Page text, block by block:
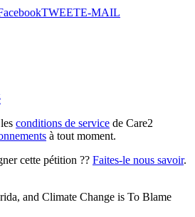
TWEETE-MAIL
conditions de service de Care2
à tout moment.
cette pétition ?? Faites-le nous savoir.
and Climate Change is To Blame